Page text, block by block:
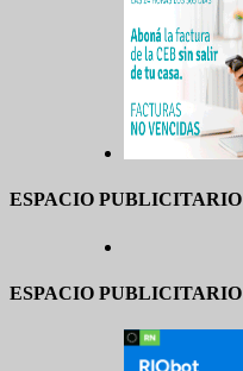
ESPACIO PUBLICITARIO
ESPACIO PUBLICITARIO